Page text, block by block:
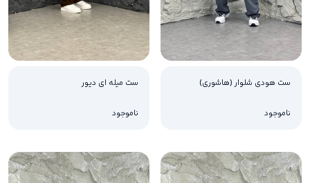
ست هودی شلوار (هاشوری)
ناموجود
ست میله ای دیور
ناموجود